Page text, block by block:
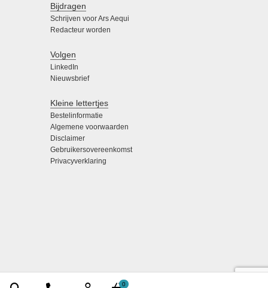
0
Bijdragen
Schrijven voor Ars Aequi
Redacteur worden
Volgen
LinkedIn
Nieuwsbrief
Kleine lettertjes
Bestelinformatie
Algemene voorwaarden
Disclaimer
Gebruikersovereenkomst
Privacyverklaring